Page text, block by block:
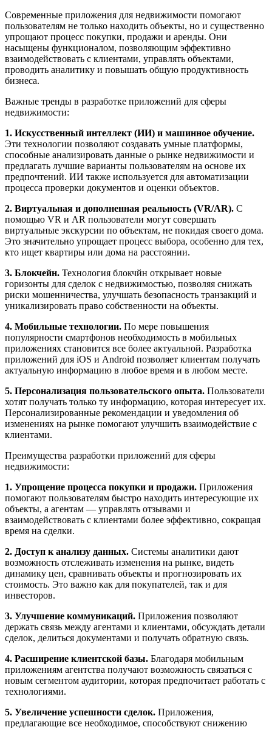
Современные приложения для недвижимости помогают
пользователям не только находить объекты, но и существенно
упрощают процесс покупки, продажи и аренды. Они
насыщены функционалом, позволяющим эффективно
взаимодействовать с клиентами, управлять объектами,
проводить аналитику и повышать общую продуктивность
бизнеса.
Важные тренды в разработке приложений для сферы
недвижимости:
1. Искусственный интеллект (ИИ) и машинное обучение.
Эти технологии позволяют создавать умные платформы,
способные анализировать данные о рынке недвижимости и
предлагать лучшие варианты пользователям на основе их
предпочтений. ИИ также используется для автоматизации
процесса проверки документов и оценки объектов.
2. Виртуальная и дополненная реальность (VR/AR). С
помощью VR и AR пользователи могут совершать
виртуальные экскурсии по объектам, не покидая своего дома.
Это значительно упрощает процесс выбора, особенно для тех,
кто ищет квартиры или дома на расстоянии.
3. Блокчейн. Технология блокчйн открывает новые
горизонты для сделок с недвижимостью, позволяя снижать
риски мошенничества, улучшать безопасность транзакций и
уникализировать право собственности на объекты.
4. Мобильные технологии. По мере повышения
популярности смартфонов необходимость в мобильных
приложениях становится все более актуальной. Разработка
приложений для iOS и Android позволяет клиентам получать
актуальную информацию в любое время и в любом месте.
5. Персонализация пользовательского опыта. Пользователи
хотят получать только ту информацию, которая интересует их.
Персонализированные рекомендации и уведомления об
изменениях на рынке помогают улучшить взаимодействие с
клиентами.
Преимущества разработки приложений для сферы
недвижимости:
1. Упрощение процесса покупки и продажи. Приложения
помогают пользователям быстро находить интересующие их
объекты, а агентам — управлять отзывами и
взаимодействовать с клиентами более эффективно, сокращая
время на сделки.
2. Доступ к анализу данных. Системы аналитики дают
возможность отслеживать изменения на рынке, видеть
динамику цен, сравнивать объекты и прогнозировать их
стоимость. Это важно как для покупателей, так и для
инвесторов.
3. Улучшение коммуникаций. Приложения позволяют
держать связь между агентами и клиентами, обсуждать детали
сделок, делиться документами и получать обратную связь.
4. Расширение клиентской базы. Благодаря мобильным
приложениям агентства получают возможность связаться с
новым сегментом аудитории, которая предпочитает работать с
технологиями.
5. Увеличение успешности сделок. Приложения,
предлагающие все необходимое, способствуют снижению